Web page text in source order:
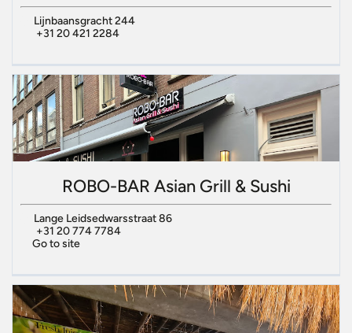
Lijnbaansgracht 244
+31 20 421 2284
ROBO-BAR Asian Grill & Sushi
Lange Leidsedwarsstraat 86
+31 20 774 7784
Go to site